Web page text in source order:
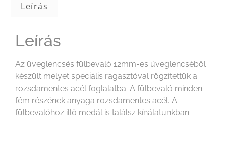
Leírás
Leírás
Az üveglencsés fülbevaló 12mm-es üveglencséből
készült melyet speciális ragasztóval rögzítettük a
rozsdamentes acél foglalatba. A fülbevaló minden
fém részének anyaga rozsdamentes acél. A
fülbevalóhoz illő medál is találsz kínálatunkban.